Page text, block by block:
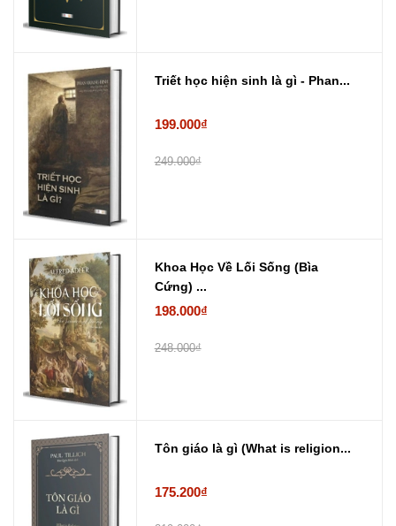
Triết học hiện sinh là gì - Phan...
199.000₫
249.000₫
Khoa Học Về Lối Sống (Bìa
Cứng) ...
198.000₫
248.000₫
Tôn giáo là gì (What is religion...
175.200₫